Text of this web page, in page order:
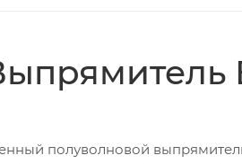
полуволновой